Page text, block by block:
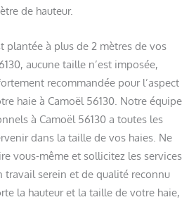
de hauteur.
plantée à plus de 2 mètres de vos
aucune taille n’est imposée,
recommandée pour l’aspect
haie à Camoël 56130. Notre équipe
à Camoël 56130 a toutes les
dans la taille de vos haies. Ne
vous-même et sollicitez les services
travail serein et de qualité reconnu
la hauteur et la taille de votre haie,